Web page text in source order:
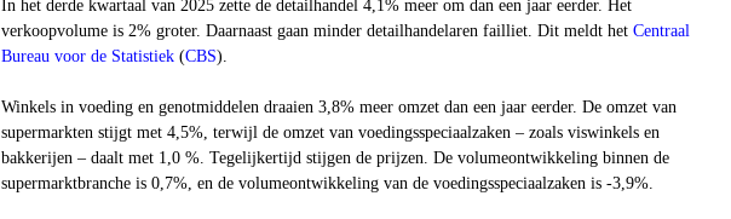
In het derde kwartaal van 2025 zette de detailhandel 4,1% meer om dan een jaar eerder. Het
verkoopvolume is 2% groter. Daarnaast gaan minder detailhandelaren failliet. Dit meldt het Centraal
Bureau voor de Statistiek (CBS).
Winkels in voeding en genotmiddelen draaien 3,8% meer omzet dan een jaar eerder. De omzet van
supermarkten stijgt met 4,5%, terwijl de omzet van voedingsspeciaalzaken – zoals viswinkels en
bakkerijen – daalt met 1,0 %. Tegelijkertijd stijgen de prijzen. De volumeontwikkeling binnen de
supermarktbranche is 0,7%, en de volumeontwikkeling van de voedingsspeciaalzaken is -3,9%.